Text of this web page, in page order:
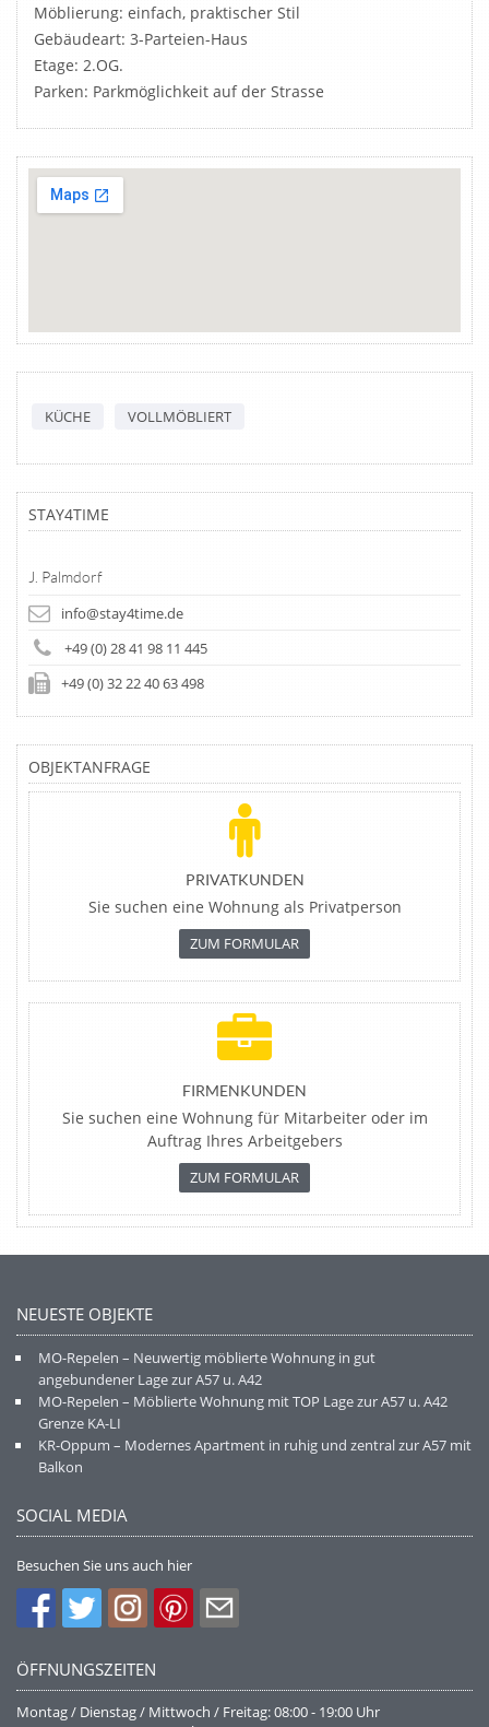
Möblierung: einfach, praktischer Stil
Gebäudeart: 3-Parteien-Haus
Etage: 2.OG.
Parken: Parkmöglichkeit auf der Strasse
KÜCHE VOLLMÖBLIERT
STAY4TIME
J. Palmdorf
info@stay4time.de
+49 (0) 28 41 98 11 445
+49 (0) 32 22 40 63 498
OBJEKTANFRAGE
PRIVATKUNDEN
Sie suchen eine Wohnung als Privatperson
ZUM FORMULAR
FIRMENKUNDEN
Sie suchen eine Wohnung für Mitarbeiter oder im
Auftrag Ihres Arbeitgebers
ZUM FORMULAR
NEUESTE OBJEKTE
MO-Repelen – Neuwertig möblierte Wohnung in gut
angebundener Lage zur A57 u. A42
MO-Repelen – Möblierte Wohnung mit TOP Lage zur A57 u. A42
Grenze KA-LI
KR-Oppum – Modernes Apartment in ruhig und zentral zur A57 mit
Balkon
SOCIAL MEDIA
Besuchen Sie uns auch hier
ÖFFNUNGSZEITEN
Montag / Dienstag / Mittwoch / Freitag: 08:00 - 19:00 Uhr